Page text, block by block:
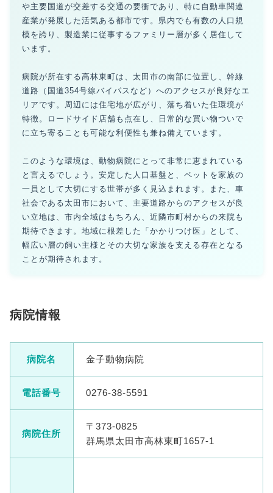
や主要国道が交差する交通の要衝であり、特に自動車関連
産業が発展した活気ある都市です。県内でも有数の人口規
模を誇り、製造業に従事するファミリー層が多く居住して
います。
病院が所在する高林東町は、太田市の南部に位置し、幹線
道路（国道354号線バイパスなど）へのアクセスが良好なエ
リアです。周辺には住宅地が広がり、落ち着いた住環境が
特徴。ロードサイド店舗も点在し、日常的な買い物ついで
に立ち寄ることも可能な利便性も兼ね備えています。
このような環境は、動物病院にとって非常に恵まれている
と言えるでしょう。安定した人口基盤と、ペットを家族の
一員として大切にする世帯が多く見込まれます。また、車
社会である太田市において、主要道路からのアクセスが良
い立地は、市内全域はもちろん、近隣市町村からの来院も
期待できます。地域に根差した「かかりつけ医」として、
幅広い層の飼い主様とその大切な家族を支える存在となる
ことが期待されます。
病院情報
病院名 金子動物病院
電話番号 0276-38-5591
病院住所
〒373-0825
群馬県太田市高林東町1657-1